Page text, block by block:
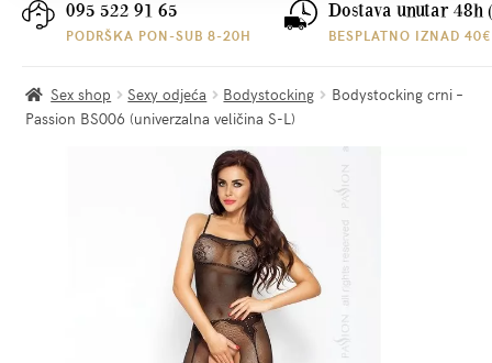
Plaćanje i dostava
095 522 91 65
PODRŠKA PON-SUB 8-20H
Dostava unutar 48h
BESPLATNO IZNAD 40€
Sex shop Sexy odjeća Bodystocking
Bodystocking crni –
Passion BS006 (univerzalna veličina S-L)